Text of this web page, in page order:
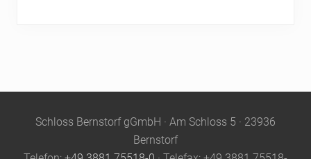
SiteSchloss Bernstorf gGmbH · Am Schloss 5 · 23936
Bernstorf